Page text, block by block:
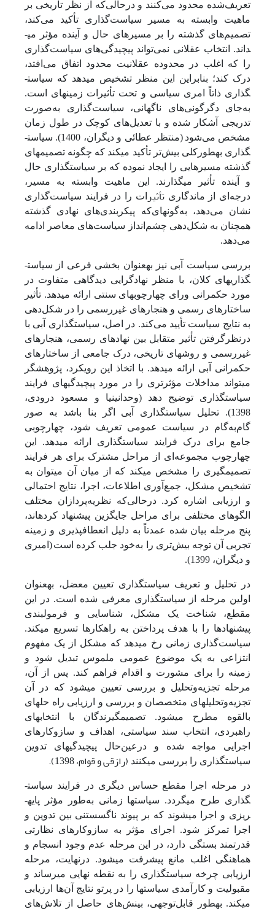
تعریف‌شده محدود می‌کنند و در‌حالی‌که از نظر تاریخی بر
ماهیت وابسته به مسیر سیاست‌گذاری تأکید می‌کند،
تصمیم‌های گذشته را بر مسیرهای حال و آینده مؤثر می­
داند. انتخاب عقلانی نمی‌تواند پیچیدگی‌های سیاست‌گذاری
را که اغلب در محدوده عقلانیت محدود اتفاق می‌افتد،
درک کند؛ بنابراین این منظر تشخیص می­دهد که سیاست­
گذاری ذاتاً امری سیاسی و تحت تأثیرات زمینه­ای است.
به‌جای دگرگونی‌های ناگهانی، سیاست‌گذاری به‌صورت
تدریجی آشکار شده و با تعدیل‌های کوچک در طول زمان
مشخص می‌شود
(منتظر عطائی و دیگران، 1400). سیاست­
گذاری به­طورکلی بیش‌تر تأکید می­کند که چگونه تصمیم­های
گذشته مسیرهایی را ایجاد نموده که بر سیاست­گذاری حال
و آینده تأثیر می­گذارند. این ماهیت وابسته به مسیر،
درجه‌ای از ماندگاریتأثیر ات را در فرایند سیاست‌گذاری
نشان می‌دهد، به‌گونه­ای‌که پیکربندی‌های نهادی گذشته
همچنان به شکل‌دهی چشم‌انداز سیاست‌های معاصر ادامه
می‌دهد.
بررسی سیاست آبی نیز به­عنوان بخشی فرعی از سیاست­
گذاری­های کلان، با منظر نهادگرایی دیدگاهی متفاوت در
مورد حکمرانی ورای چهارچوب­های سنتی ارائه می­دهد. تأثیر
ساختارهای رسمی و هنجارهای غیررسمی را در شکل‌دهی
به نتایج سیاست تأیید می‌کند. در اصل، سیاست­گذاری آبی با
درنظرگرفتن تأثیر متقابل بین نهادهای رسمی، هنجارهای
غیررسمی و روش­های تاریخی، درک جامعی از ساختارهای
حکمرانی آبی ارائه می­دهد. با اتخاذ این رویکرد، پژوهشگر
می­تواند مداخلات مؤثرتری را در مورد پیچیدگی­های فرایند
سیاست­گذاری توضیح دهد (وحدانی­نیا و مسعود درودی،
1398). تحلیل سیاست­گذاری آبی اگر بنا باشد به صور
گام‌به‌گام در سیاست عمومی تعریف شود، چهارچوبی
جامع برای درک فرایند سیاست­گذاری ارائه می­دهد. این
چهارچوب مجموعه‌ای از مراحل مشترک برای هر فرایند
تصمیم­گیری را مشخص می­کند که از میان آن می­توان به
تشخیص مشکل، جمع‌آوری اطلاعات، اجرا، نتایج احتمالی
و ارزیابی اشاره کرد. در‌حالی‌که نظریه‌پردازان مختلف
الگو­های مختلفی برای مراحل جایگزین پیشنهاد کرده­اند،
پنج مرحله بیان شده عمدتاً به دلیل انعطاف­پذیری و زمینه
تجربی آن توجه بیش‌تری را به‌خود جلب کرده است(امیری
و دیگران، 1399).
در تحلیل و تعریف سیاست­گذاری تعیین معضل، به­عنوان
اولین مرحله از سیاست­گذاری معرفی شده است. در این
مقطع، شناخت یک مشکل، شناسایی و فرمول­بندی
پیشنهادها را با هدف پرداختن به راهکارها تسریع می­کند.
سیاست‌گذاری زمانی رخ می­دهد که مشکل از یک مفهوم
انتزاعی به یک موضوع عمومی ملموس تبدیل شود و
زمینه را برای مشورت و اقدام فراهم کند. پس از آن،
مرحله تجزیه‌و‌تحلیل و بررسی تعیین می­شود که در آن
تجزیه‌و‌تحلیل­های متخصصان و بررسی و ارزیابی راه حل­های
بالقوه مطرح می­شود. تصمیم­گیرندگان با انتخاب­های
راهبردی، انتخاب سند سیاستی، اهداف و سازوکارهای
اجرایی مواجه شده و در‌عین‌حال پیچیدگی­های تدوین
سیاست­گذاری را بررسی می­کنند (رازقی و قوام، 1398).
در مرحله اجرا مقطع حساس دیگری در فرایند سیاست­
گذاری طرح می­گردد. سیاست­ها زمانی به‌طور مؤثر پایه­
ریزی و اجرا می­شوند که بر پیوند ناگسستنی بین تدوین و
اجرا تمرکز شود. اجرای مؤثر به سازوکارهای نظارتی
قدرتمند بستگی دارد، در این مرحله عدم وجود انسجام و
هماهنگی اغلب مانع پیشرفت می­شود. درنهایت، مرحله
ارزیابی چرخه سیاست­گذاری را به نقطه نهایی می­رساند و
مقبولیت و کارآمدی سیاست­ها را در پرتو نتایج آن‌ها ارزیابی
می­کند. به­طور قابل‌توجهی، بینش‌های حاصل از تلاش‌های